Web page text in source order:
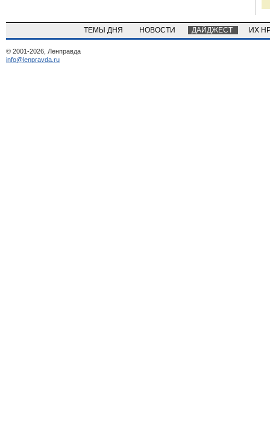
ТЕМЫ ДНЯ НОВОСТИ ДАЙДЖЕСТ ИХ
© 2001-2026, Ленправда
info@lenpravda.ru